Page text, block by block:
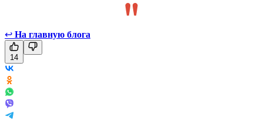
↩ На главную блога
14